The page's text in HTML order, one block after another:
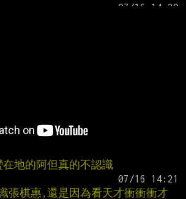
地的阿但真的不認識
張棋惠,還是因為看天才衝衝衝才